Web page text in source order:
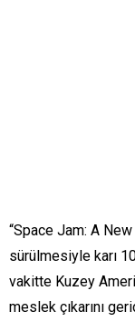
“Space Jam: A
sürülmesiyle karı
vakitte Kuzey
meslek çıkarını